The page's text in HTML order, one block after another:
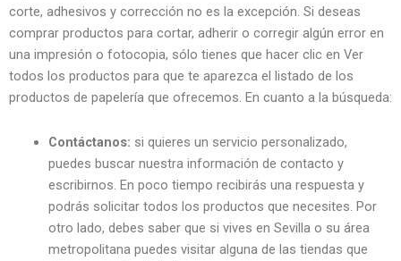
corte, adhesivos y corrección no es la excepción. Si deseas
comprar productos para cortar, adherir o corregir algún error en
una impresión o fotocopia, sólo tienes que hacer clic en Ver
todos los productos para que te aparezca el listado de los
productos de papelería que ofrecemos. En cuanto a la búsqueda:
Contáctanos: si quieres un servicio personalizado,
puedes buscar nuestra información de contacto y
escribirnos. En poco tiempo recibirás una respuesta y
podrás solicitar todos los productos que necesites. Por
otro lado, debes saber que si vives en Sevilla o su área
metropolitana puedes visitar alguna de las tiendas que